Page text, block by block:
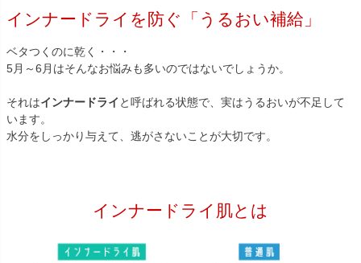
インナードライを防ぐ「うるおい補給」
ベタつくのに乾く・・・
5月～6月はそんなお悩みも多いのではないでしょうか。
それはインナードライ と呼ばれる状態で、実はうるおいが不足して
います。
水分をしっかり与えて、逃がさないことが大切です。
インナードライ肌とは